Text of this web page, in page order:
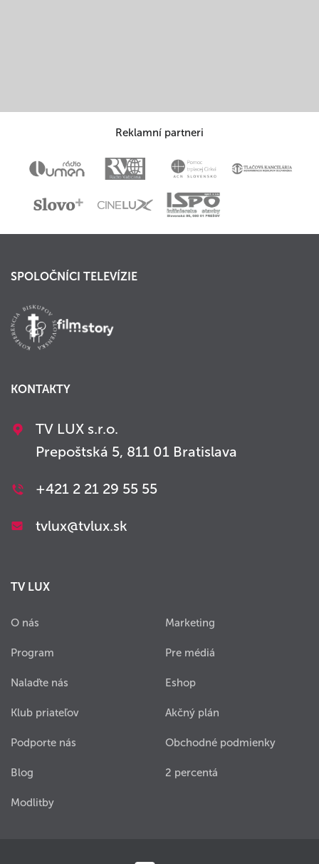
Reklamní partneri
SPOLOČNÍCI TELEVÍZIE
KONTAKTY
TV LUX s.r.o.
Prepoštská 5, 811 01 Bratislava
+421 2 21 29 55 55
tvlux@tvlux.sk
TV LUX
O nás
Program
Nalaďte nás
Klub priateľov
Podporte nás
Blog
Modlitby
Marketing
Pre médiá
Eshop
Akčný plán
Obchodné podmienky
2 percentá